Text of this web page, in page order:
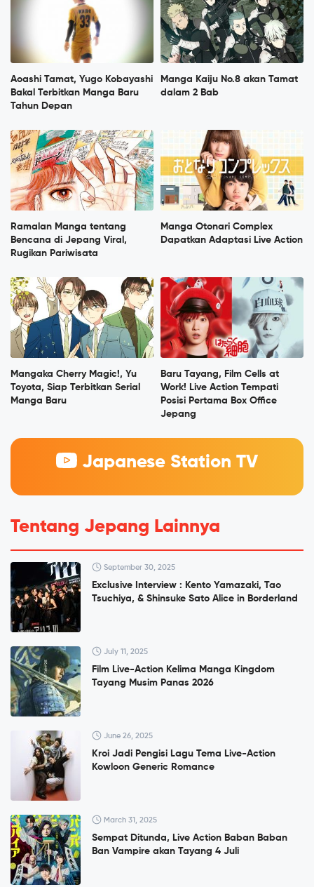
Aoashi Tamat, Yugo Kobayashi
Bakal Terbitkan Manga Baru
Tahun Depan
Manga Kaiju No.8 akan Tamat
dalam 2 Bab
Ramalan Manga tentang
Bencana di Jepang Viral,
Rugikan Pariwisata
Manga Otonari Complex
Dapatkan Adaptasi Live Action
Mangaka Cherry Magic!, Yu
Toyota, Siap Terbitkan Serial
Manga Baru
Baru Tayang, Film Cells at
Work! Live Action Tempati
Posisi Pertama Box Office
Jepang
Japanese Station TV
Tentang Jepang Lainnya
September 30, 2025
Exclusive Interview : Kento Yamazaki, Tao
Tsuchiya, & Shinsuke Sato Alice in Borderland
July 11, 2025
Film Live-Action Kelima Manga Kingdom
Tayang Musim Panas 2026
June 26, 2025
Kroi Jadi Pengisi Lagu Tema Live-Action
Kowloon Generic Romance
March 31, 2025
Sempat Ditunda, Live Action Baban Baban
Ban Vampire akan Tayang 4 Juli